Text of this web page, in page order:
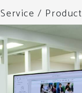
Service / Product